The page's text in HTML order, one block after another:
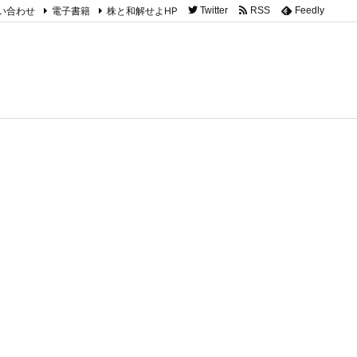
合わせ 電子書籍 株と和解せよHP Twitter RSS Feedly